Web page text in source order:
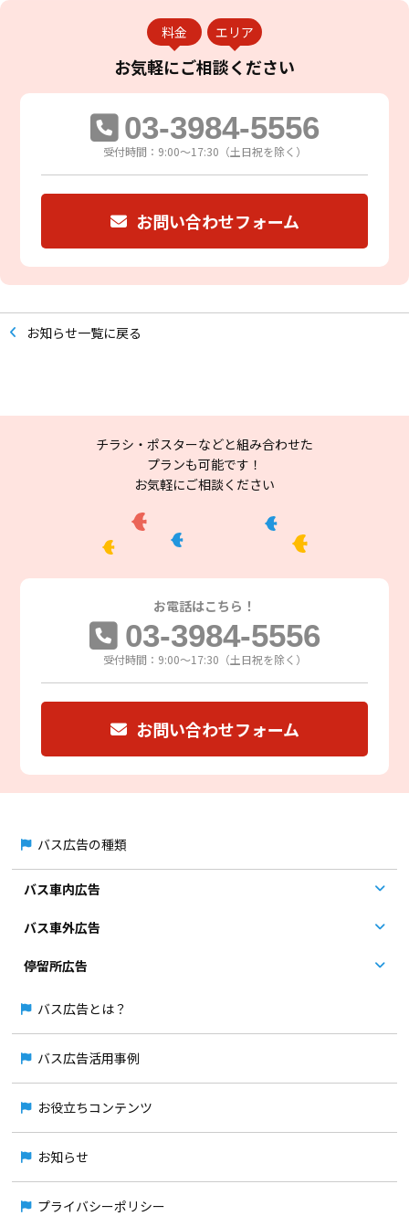
料金 エリア
お気軽にご相談ください
03-3984-5556
受付時間：9:00～17:30（土日祝を除く）
お問い合わせフォーム
お知らせ一覧に戻る
チラシ・ポスターなどと組み合わせた
プランも可能です！
お気軽にご相談ください
お電話はこちら！
03-3984-5556
受付時間：9:00～17:30（土日祝を除く）
お問い合わせフォーム
バス広告の種類
バス車内広告
バス車外広告
停留所広告
バス広告とは？
バス広告活用事例
お役立ちコンテンツ
お知らせ
プライバシーポリシー